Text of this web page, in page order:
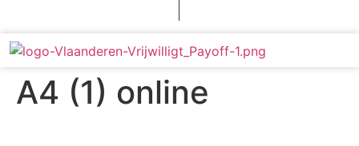
A4 (1) online